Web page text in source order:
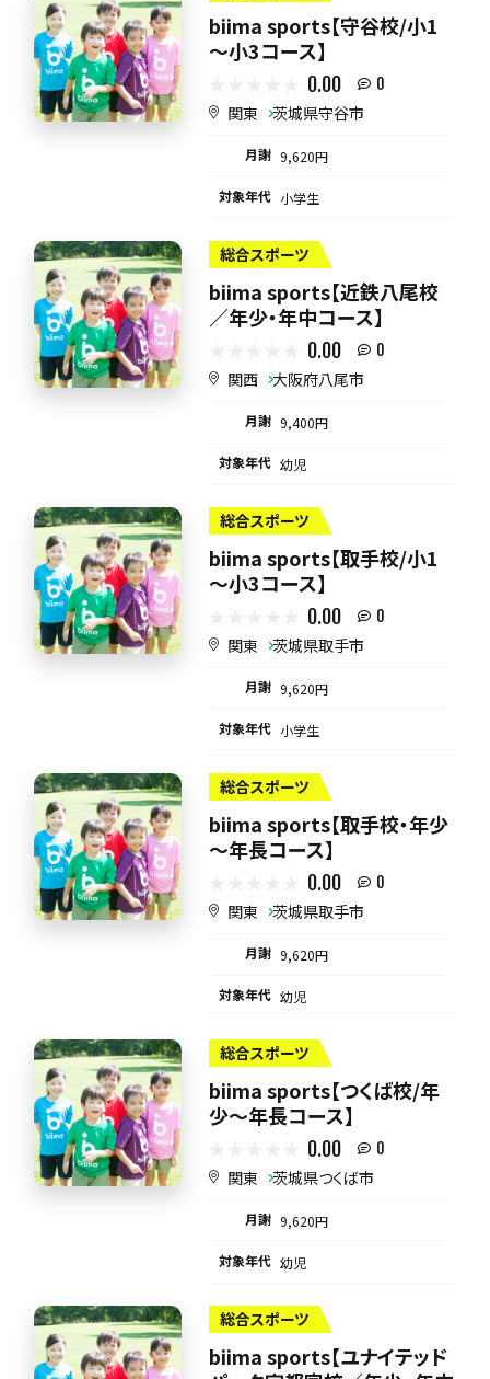
biima sports【守谷校/小1
～小3コース】
0.00 0
関東 茨城県守谷市
月謝 9,620円
対象年代 小学生
総合スポーツ
biima sports【近鉄八尾校
／年少・年中コース】
0.00 0
関西 大阪府八尾市
月謝 9,400円
対象年代 幼児
総合スポーツ
biima sports【取手校/小1
～小3コース】
0.00 0
関東 茨城県取手市
月謝 9,620円
対象年代 小学生
総合スポーツ
biima sports【取手校・年少
～年長コース】
0.00 0
関東 茨城県取手市
月謝 9,620円
対象年代 幼児
総合スポーツ
biima sports【つくば校/年
少～年長コース】
0.00 0
関東 茨城県つくば市
月謝 9,620円
対象年代 幼児
総合スポーツ
biima sports【ユナイテッド